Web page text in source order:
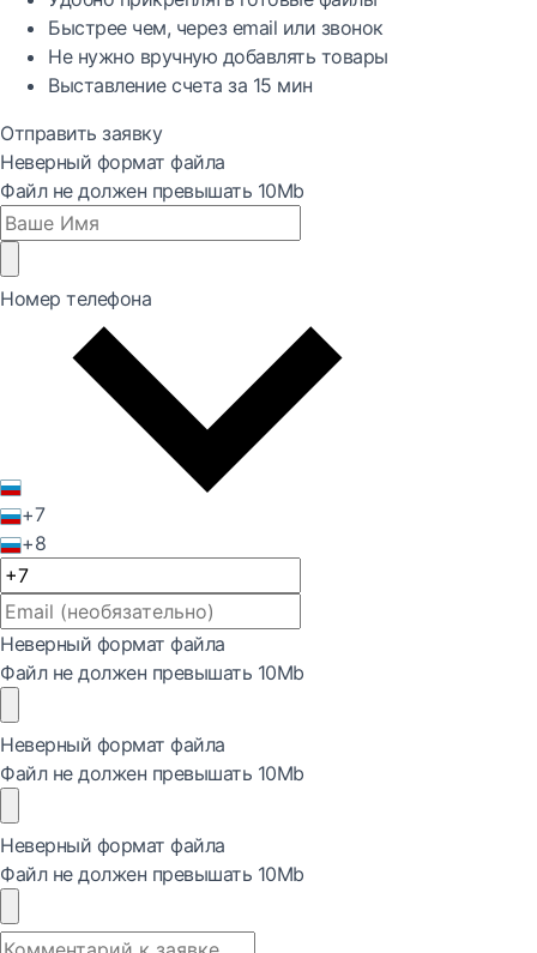
Быстреечем, через email или звонок
Не нужно вручную добавлять товары
Выставление счета за 15 мин
Отправить заявку
Неверный формат файла
Файл не должен превышать 10Mb
Номер телефона
+7
+8
Неверный формат файла
Файл не должен превышать 10Mb
Неверный формат файла
Файл не должен превышать 10Mb
Неверный формат файла
Файл не должен превышать 10Mb